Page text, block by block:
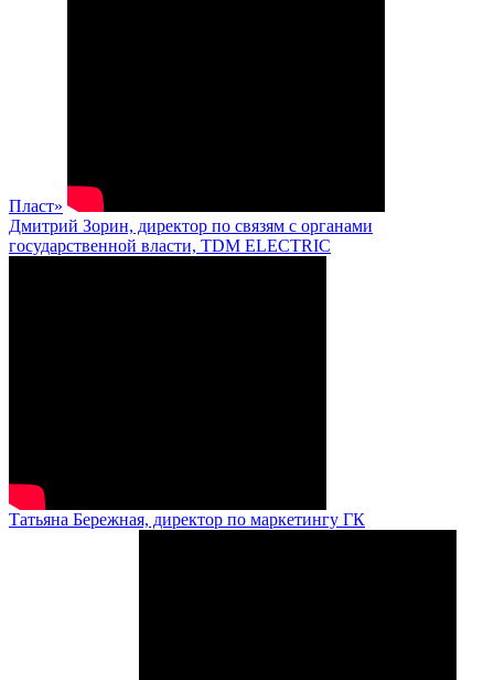
Пласт»
Дмитрий Зорин, директор по связям с органами
государственной власти, TDM ELECTRIC
Татьяна Бережная, директор по маркетингу ГК